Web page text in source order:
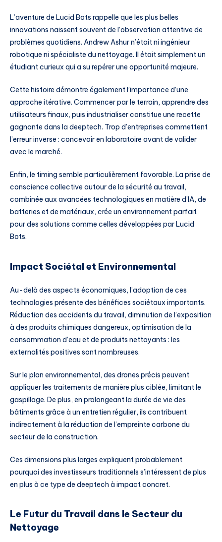
L’aventure de Lucid Bots rappelle que les plus belles
innovations naissent souvent de l’observation attentive de
problèmes quotidiens. Andrew Ashur n’était ni ingénieur
robotique ni spécialiste du nettoyage. Il était simplement un
étudiant curieux qui a su repérer une opportunité majeure.
Cette histoire démontre également l’importance d’une
approche itérative. Commencer par le terrain, apprendre des
utilisateurs finaux, puis industrialiser constitue une recette
gagnante dans la deeptech. Trop d’entreprises commettent
l’erreur inverse : concevoir en laboratoire avant de valider
avec le marché.
Enfin, le timing semble particulièrement favorable. La prise de
conscience collective autour de la sécurité au travail,
combinée aux avancées technologiques en matière d’IA, de
batteries et de matériaux, crée un environnement parfait
pour des solutions comme celles développées par Lucid
Bots.
Impact Sociétal et Environnemental
Au-delà des aspects économiques, l’adoption de ces
technologies présente des bénéfices sociétaux importants.
Réduction des accidents du travail, diminution de l’exposition
à des produits chimiques dangereux, optimisation de la
consommation d’eau et de produits nettoyants : les
externalités positives sont nombreuses.
Sur le plan environnemental, des drones précis peuvent
appliquer les traitements de manière plus ciblée, limitant le
gaspillage. De plus, en prolongeant la durée de vie des
bâtiments grâce à un entretien régulier, ils contribuent
indirectement à la réduction de l’empreinte carbone du
secteur de la construction.
Ces dimensions plus larges expliquent probablement
pourquoi des investisseurs traditionnels s’intéressent de plus
en plus à ce type de deeptech à impact concret.
Le Futur du Travail dans le Secteur du
Nettoyage